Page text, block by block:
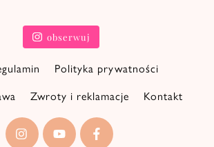
obserwuj
Polityka prywatności
Zwroty i reklamacje Kontakt